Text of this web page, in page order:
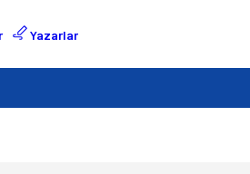
Yazarlar